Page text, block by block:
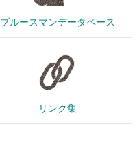
ブルースマンデータベース
リンク集